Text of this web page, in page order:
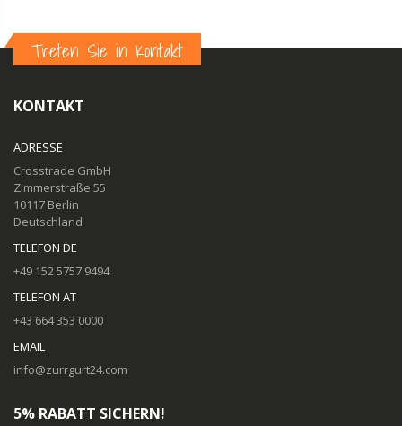
Treten Sie in Kontakt
KONTAKT
ADRESSE
Crosstrade GmbH
Zimmerstraße 55
10117 Berlin
Deutschland
TELEFON DE
+49 152 5757 9494
TELEFON AT
+43 664 353 0000
EMAIL
info@zurrgurt24.com
5% RABATT SICHERN!